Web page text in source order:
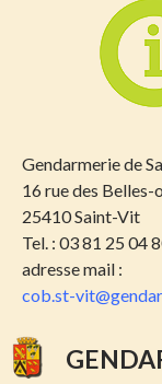
Gendarmeriede
16 rue des Belles-
25410 Saint-Vit
Tel. : 03 81 25 04
adresse mail :
cob.st-